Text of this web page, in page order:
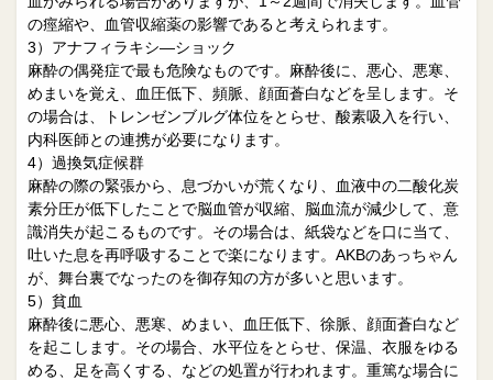
の痙縮や、血管収縮薬の影響であると考えられます。
3）アナフィラキシ―ショック
麻酔の偶発症で最も危険なものです。麻酔後に、悪心、悪寒、
めまいを覚え、血圧低下、頻脈、顔面蒼白などを呈します。そ
の場合は、トレンゼンブルグ体位をとらせ、酸素吸入を行い、
内科医師との連携が必要になります。
4）過換気症候群
麻酔の際の緊張から、息づかいが荒くなり、血液中の二酸化炭
素分圧が低下したことで脳血管が収縮、脳血流が減少して、意
識消失が起こるものです。その場合は、紙袋などを口に当て、
吐いた息を再呼吸することで楽になります。AKBのあっちゃん
が、舞台裏でなったのを御存知の方が多いと思います。
5）貧血
麻酔後に悪心、悪寒、めまい、血圧低下、徐脈、顔面蒼白など
を起こします。その場合、水平位をとらせ、保温、衣服をゆる
める、足を高くする、などの処置が行われます。重篤な場合に